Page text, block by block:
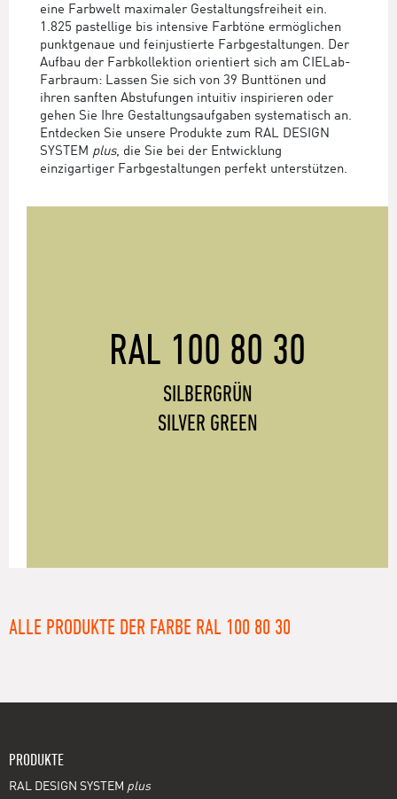
eine Farbwelt maximaler Gestaltungsfreiheit ein.
1.825 pastellige bis intensive Farbtöne ermöglichen
punktgenaue und feinjustierte Farbgestaltungen. Der
Aufbau der Farbkollektion orientiert sich am CIELab-
Farbraum: Lassen Sie sich von 39 Bunttönen und
ihren sanften Abstufungen intuitiv inspirieren oder
gehen Sie Ihre Gestaltungsaufgaben systematisch an.
Entdecken Sie unsere Produkte zum RAL DESIGN
SYSTEM plus, die Sie bei der Entwicklung
einzigartiger Farbgestaltungen perfekt unterstützen.
RAL 100 80 30
SILBERGRÜN
SILVER GREEN
ALLE PRODUKTE DER FARBE RAL 100 80 30
PRODUKTE
RAL DESIGN SYSTEM plus